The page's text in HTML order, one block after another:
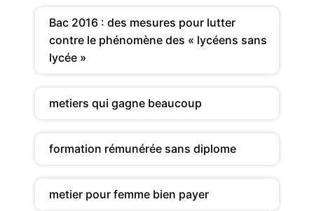
Bac 2016 : des mesures pour lutter
contre le phénomène des « lycéens sans
lycée »
metiers qui gagne beaucoup
formation rémunérée sans diplome
metier pour femme bien payer